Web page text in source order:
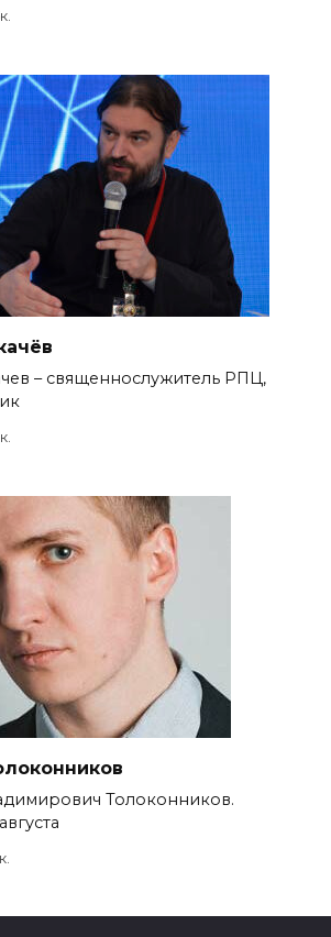
– священнослужитель РПЦ,
Толоконников.